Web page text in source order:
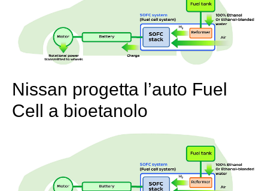
Nissan progetta l’auto Fuel
Cell a bioetanolo